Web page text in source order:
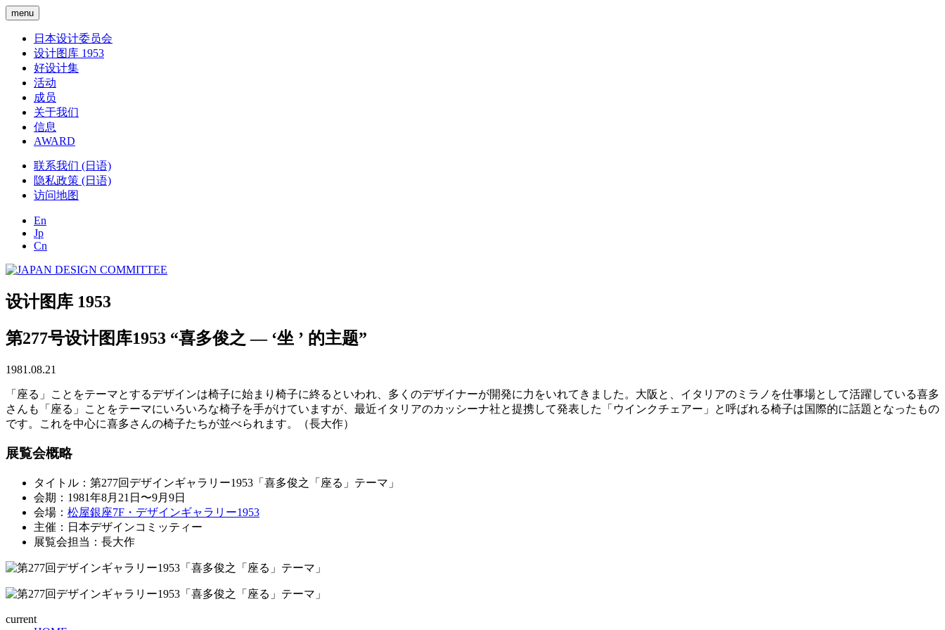
menu
日本设计委员会
设计图库 1953
好设计集
活动
成员
关于我们
信息
AWARD
联系我们 (日语)
隐私政策 (日语)
访问地图
En
Jp
Cn
设计图库 1953
第277号设计图库1953 “喜多俊之 — ‘坐 ’ 的主题”
1981.08.21
「座る」ことをテーマとするデザインは椅子に始まり椅子に終るといわれ、多くのデザイナーが開発に力をいれてきました。大阪と、イタリアのミラノを仕事場として活躍している喜多
さんも「座る」ことをテーマにいろいろな椅子を手がけていますが、最近イタリアのカッシーナ社と提携して発表した「ウインクチェアー」と呼ばれる椅子は国際的に話題となったもの
です。これを中心に喜多さんの椅子たちが並べられます。（長大作）
展覧会概略
タイトル：第277回デザインギャラリー1953「喜多俊之「座る」テーマ」
会期：1981年8月21日〜9月9日
会場： 松屋銀座7F・デザインギャラリー1953
主催：日本デザインコミッティー
展覧会担当：長大作
current